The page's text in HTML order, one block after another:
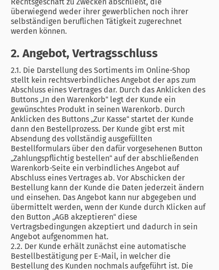
überwiegend weder ihrer gewerblichen noch ihrer
selbständigen beruflichen Tätigkeit zugerechnet
werden können.
2. Angebot, Vertragsschluss
2.1. Die Darstellung des Sortiments im Online-Shop
stellt kein rechtsverbindliches Angebot der aps zum
Abschluss eines Vertrages dar. Durch das Anklicken des
Buttons „In den Warenkorb“ legt der Kunde ein
gewünschtes Produkt in seinen Warenkorb. Durch
Anklicken des Buttons „Zur Kasse“ startet der Kunde
dann den Bestellprozess. Der Kunde gibt erst mit
Absendung des vollständig ausgefüllten
Bestellformulars über den dafür vorgesehenen Button
„Zahlungspflichtig bestellen“ auf der abschließenden
Warenkorb-Seite ein verbindliches Angebot auf
Abschluss eines Vertrages ab. Vor Abschicken der
Bestellung kann der Kunde die Daten jederzeit ändern
und einsehen. Das Angebot kann nur abgegeben und
übermittelt werden, wenn der Kunde durch Klicken auf
den Button „AGB akzeptieren“ diese
Vertragsbedingungen akzeptiert und dadurch in sein
Angebot aufgenommen hat.
2.2. Der Kunde erhält zunächst eine automatische
Bestellbestätigung per E-Mail, in welcher die
Bestellung des Kunden nochmals aufgeführt ist. Die